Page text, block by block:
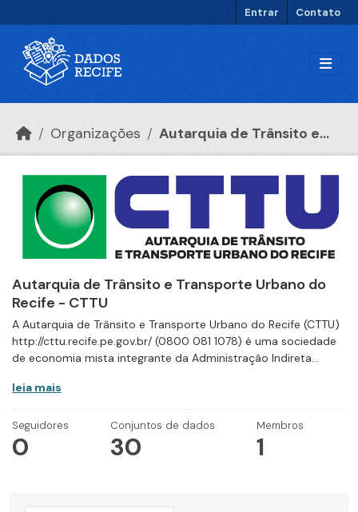
Entrar Contato
Organizações Autarquia de Trânsito e...
Autarquia de Trânsito e Transporte Urbano do
Recife - CTTU
A Autarquia de Trânsito e Transporte Urbano do Recife (CTTU)
http://cttu.recife.pe.gov.br/ (0800 081 1078) é uma sociedade
de economia mista integrante da Administração Indireta...
leia mais
Seguidores
0
Conjuntos de dados
30
Membros
1